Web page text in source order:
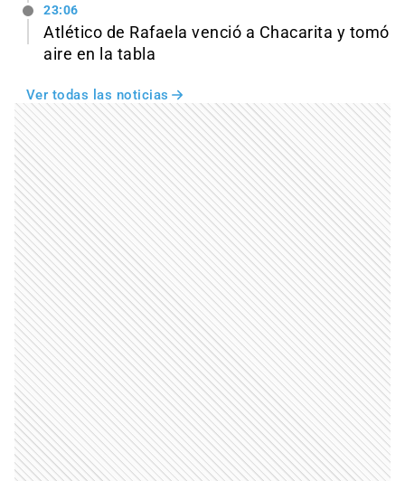
23:06
Atlético de Rafaela venció a Chacarita y tomó
aire en la tabla
Ver todas las noticias